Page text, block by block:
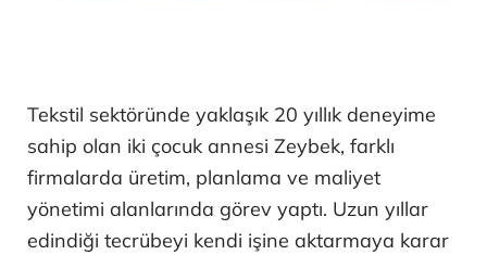
Tekstil sektöründe yaklaşık 20 yıllık deneyime
sahip olan iki çocuk annesi Zeybek, farklı
firmalarda üretim, planlama ve maliyet
yönetimi alanlarında görev yaptı. Uzun yıllar
edindiği tecrübeyi kendi işine aktarmaya karar